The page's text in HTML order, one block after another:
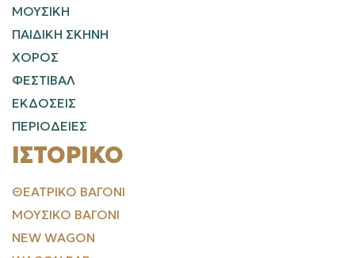
ΜΟΥΣΙΚΗ
ΠΑΙΔΙΚΗ ΣΚΗΝΗ
ΧΟΡΟΣ
ΦΕΣΤΙΒΑΛ
ΕΚΔΟΣΕΙΣ
ΠΕΡΙΟΔΕΙΕΣ
ΙΣΤΟΡΙΚΌ
ΘΕΑΤΡΙΚΌ ΒΑΓΌΝΙ
ΜΟΥΣΙΚΌ ΒΑΓΌΝΙ
NEW WAGON